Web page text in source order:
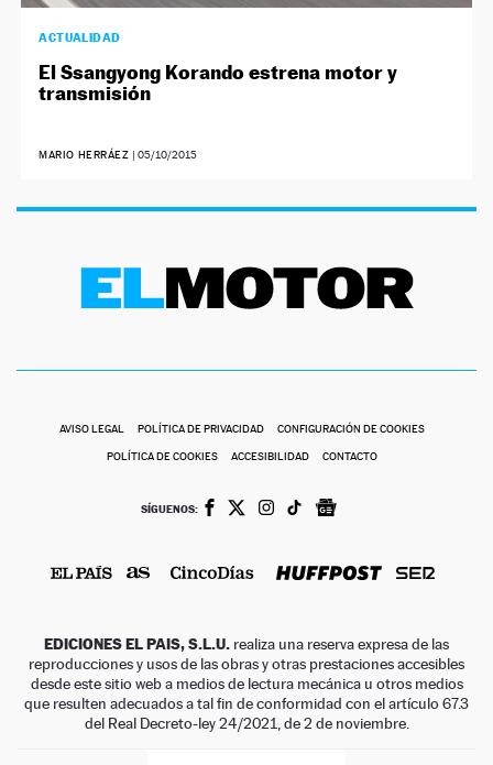
ACTUALIDAD
El Ssangyong Korando estrena motor y
transmisión
MARIO HERRÁEZ | 05/10/2015
AVISO LEGAL POLÍTICA DE PRIVACIDAD CONFIGURACIÓN DE COOKIES
POLÍTICA DE COOKIES ACCESIBILIDAD CONTACTO
SÍGUENOS:
EDICIONES EL PAIS, S.L.U. realiza una reserva expresa de las
reproducciones y usos de las obras y otras prestaciones accesibles
desde este sitio web a medios de lectura mecánica u otros medios
que resulten adecuados a tal fin de conformidad con el artículo 67.3
del Real Decreto-ley 24/2021, de 2 de noviembre.